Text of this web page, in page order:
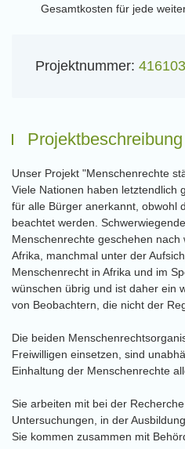
Gesamtkosten für jede
Projektnummer: 416103
Projektbeschreibung
Unser Projekt "Menschenrechte
Viele Nationen haben letztendlich
für alle Bürger anerkannt, obwohl
beachtet werden.
Menschenrechte geschehen nach
Afrika, manchmal unter der
Menschenrecht in Afrika und im
wünschen übrig und ist daher ein
von Beobachtern, die nicht der
Die beiden
Freiwilligen einsetzen, sind
Einhaltung der Menschenrechte
Sie arbeiten mit bei der
Untersuchungen, in der
Sie kommen zusammen mit